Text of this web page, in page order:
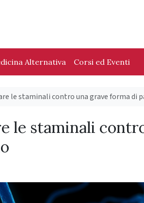
Alternativa Corsi ed Eventi
le staminali contro una grave forma di
le staminali